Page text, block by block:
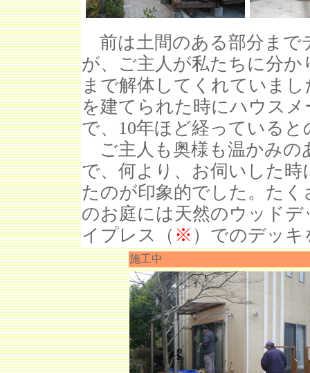
前は土間のある部分まで
が、ご主人が私たちに分
まで解体してくれていま
を建てられた時にハウス
で、10年ほど経っている
ご主人も奥様も温かみの
で、何より、お伺いした
たのが印象的でした。た
のお庭には天然のウッド
イプレス（ ※ ）でのデッ
施工中